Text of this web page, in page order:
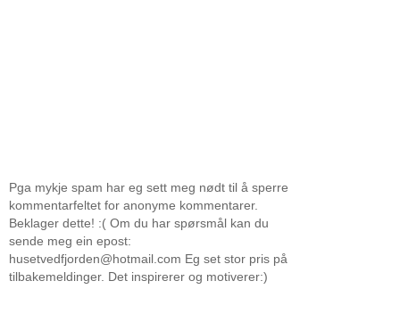
Pga mykje spam har eg sett meg nødt til å sperre
kommentarfeltet for anonyme kommentarer.
Beklager dette! :( Om du har spørsmål kan du
sende meg ein epost:
husetvedfjorden@hotmail.com Eg set stor pris på
tilbakemeldinger. Det inspirerer og motiverer:)